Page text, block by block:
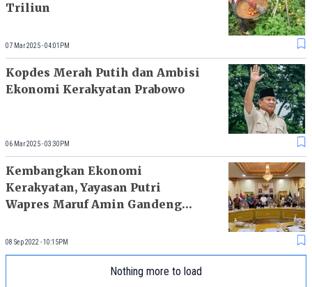
Triliun
07 Mar 2025 - 04:01PM
Kopdes Merah Putih dan Ambisi
Ekonomi Kerakyatan Prabowo
06 Mar 2025 - 03:30PM
Kembangkan Ekonomi
Kerakyatan, Yayasan Putri
Wapres Maruf Amin Gandeng
08 Sep 2022 - 10:15PM
Nothing more to load